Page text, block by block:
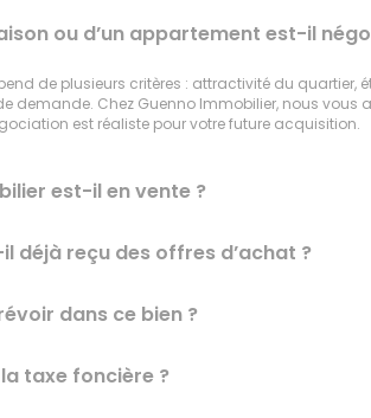
ou d’un appartement est-il
de plusieurs critères : attractivité du quartier,
demande. Chez Guenno Immobilier, nous vous
est réaliste pour votre future acquisition.
est-il en vente ?
déjà reçu des offres d’achat ?
dans ce bien ?
taxe foncière ?